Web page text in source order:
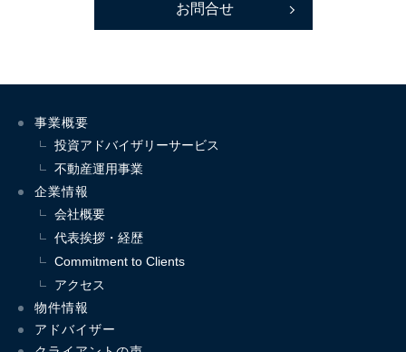
お問合せ
事業概要
投資アドバイザリーサービス
不動産運用事業
企業情報
会社概要
代表挨拶・経歴
Commitment to Clients
アクセス
物件情報
アドバイザー